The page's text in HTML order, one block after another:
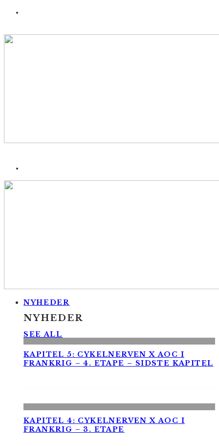
NYHEDER
NYHEDER
SEE ALL
KAPITEL 5: CYKELNERVEN X AOC I
FRANKRIG – 4. ETAPE – SIDSTE KAPITEL
KAPITEL 4: CYKELNERVEN X AOC I
FRANKRIG – 3. ETAPE